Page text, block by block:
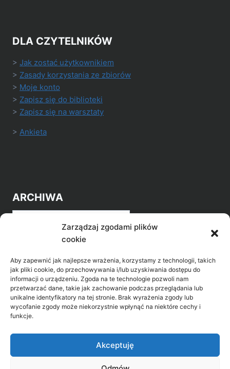
Zarządzaj zgodami plików
cookie
Aby zapewnić jak najlepsze wrażenia, korzystamy z technologii, takich
jak pliki cookie, do przechowywania i/lub uzyskiwania dostępu do
informacji o urządzeniu. Zgoda na te technologie pozwoli nam
przetwarzać dane, takie jak zachowanie podczas przeglądania lub
unikalne identyfikatory na tej stronie. Brak wyrażenia zgody lub
wycofanie zgody może niekorzystnie wpłynąć na niektóre cechy i
funkcje.
Akceptuję
DLA CZYTELNIKÓW
> Jak zostać użytkownikiem
> Zasady korzystania ze zbiorów
> Moje konto
> Zapisz się do biblioteki
> Zapisz się na warsztaty
> Ankieta
ARCHIWA
Archiwa
POZNAJ LEPIEJ NASZ REGION
>Gołdap Mazurski Zdrój